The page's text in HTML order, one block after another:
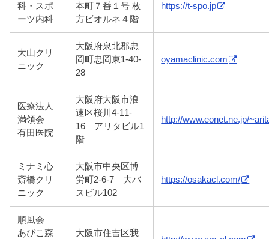
科・スポ
ーツ内科
本町７番１号 枚
方ビオルネ４階
https://t-spo.jp
大山クリ
ニック
大阪府泉北郡忠
岡町忠岡東1-40-
28
oyamaclinic.com
医療法人
満領会
有田医院
大阪府大阪市浪
速区桜川4-11-
16 アリタビル1
階
http://www.eonet.ne.jp/
ミナミ心
斎橋クリ
ニック
大阪市中央区博
労町2-6-7 大バ
スビル102
https://osakacl.com/
順風会
あびこ森
大阪市住吉区我